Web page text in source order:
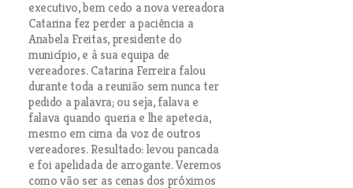
executivo, bem cedo a nova vereadora
Catarina fez perder a paciência a
Anabela Freitas, presidente do
município, e à sua equipa de
vereadores. Catarina Ferreira falou
durante toda a reunião sem nunca ter
pedido a palavra; ou seja, falava e
falava quando queria e lhe apetecia,
mesmo em cima da voz de outros
vereadores. Resultado: levou pancada
e foi apelidada de arrogante. Veremos
como vão ser as cenas dos próximos